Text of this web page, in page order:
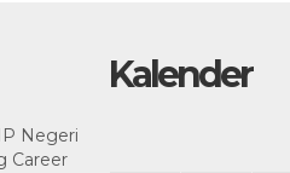
Negeri
Career
Kalender